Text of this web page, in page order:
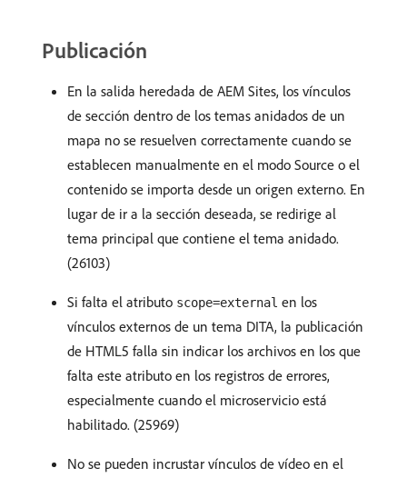
Publicación
En la salida heredada de AEM Sites, los vínculos
de sección dentro de los temas anidados de un
mapa no se resuelven correctamente cuando se
establecen manualmente en el modo Source o el
contenido se importa desde un origen externo. En
lugar de ir a la sección deseada, se redirige al
tema principal que contiene el tema anidado.
(26103)
Si falta el atributo scope=external en los
vínculos externos de un tema DITA, la publicación
de HTML5 falla sin indicar los archivos en los que
falta este atributo en los registros de errores,
especialmente cuando el microservicio está
habilitado. (25969)
No se pueden incrustar vínculos de vídeo en el